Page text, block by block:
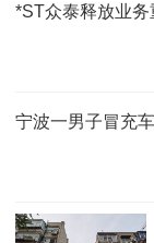
*ST众泰释放业
宁波一男子冒充